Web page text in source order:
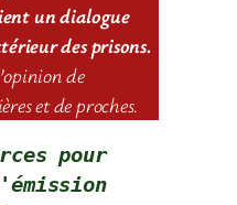
un dialogue
des prisons.
de
et de proches.
pour